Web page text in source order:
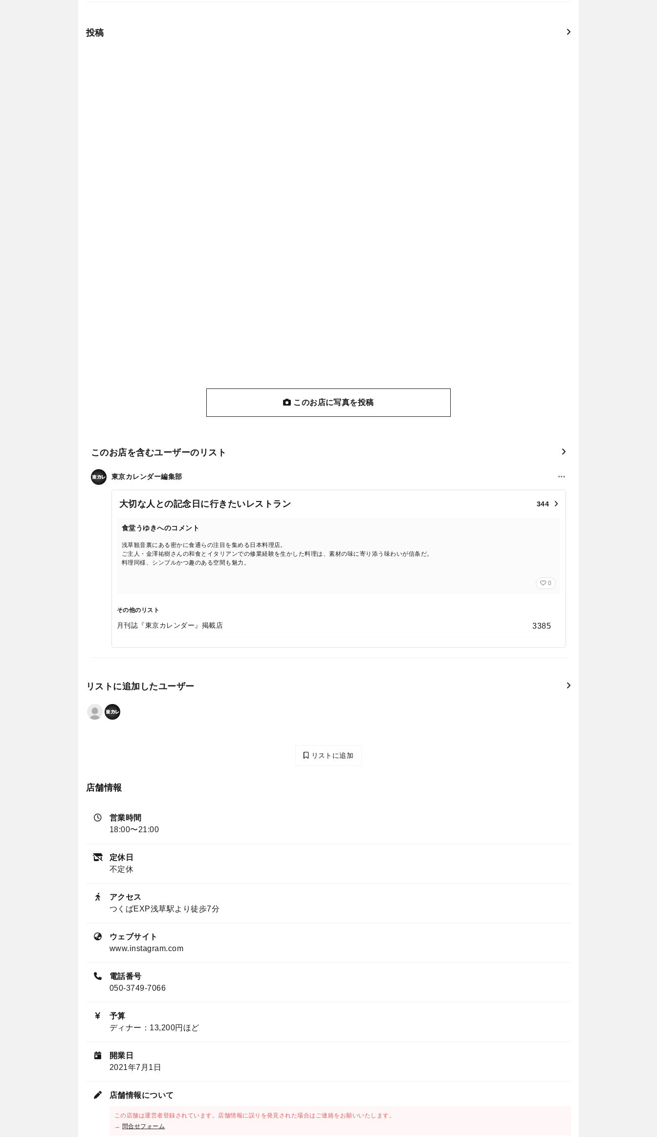
投稿
このお店に写真を投稿
このお店を含むユーザーのリスト
東京カレンダー編集部
大切な人との記念日に行きたいレストラン 344
食堂うゆきへのコメント
浅草観音裏にある密かに食通らの注目を集める日本料理店。
ご主人・金澤祐樹さんの和食とイタリアンでの修業経験を生かした料理は、素材の味に寄り添う味わいが信条だ。
料理同様、シンプルかつ趣のある空間も魅力。
0
その他のリスト
月刊誌『東京カレンダー』掲載店 3385
リストに追加したユーザー
リストに追加
店舗情報
営業時間
18:00〜21:00
定休日
不定休
アクセス
つくばEXP浅草駅より徒歩7分
ウェブサイト
www.instagram.com
電話番号
050-3749-7066
予算
ディナー：13,200円ほど
開業日
2021年7月1日
店舗情報について
この店舗は運営者登録されています。店舗情報に誤りを発見された場合はご連絡をお願いいたします。
→ 問合せフォーム